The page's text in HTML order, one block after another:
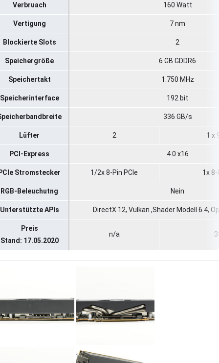
Verbruach 160 Watt
Vertigung 7 nm
Blockierte Slots 2
Speichergröße 6 GB GDDR6
Speichertakt 1.750 MHz
Speicherinterface 192 bit
336 GB/s
Lüfter 2 1 x
PCI-Express 4.0 x16
Stromstecker 1/2x 8-Pin PCIe 1x 8-
RGB-Beleuchutng Nein
Unterstützte APIs DirectX 12, Vulkan ,Shader Modell 6.4,
Preis
Stand: 17.05.2020
n/a